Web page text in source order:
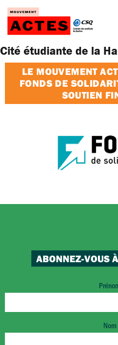
Passer
contenu
Cité étudiante de la
LE MOUVEMENT
FONDS DE
SOUTIEN
ABONNEZ-VOUS
Nom